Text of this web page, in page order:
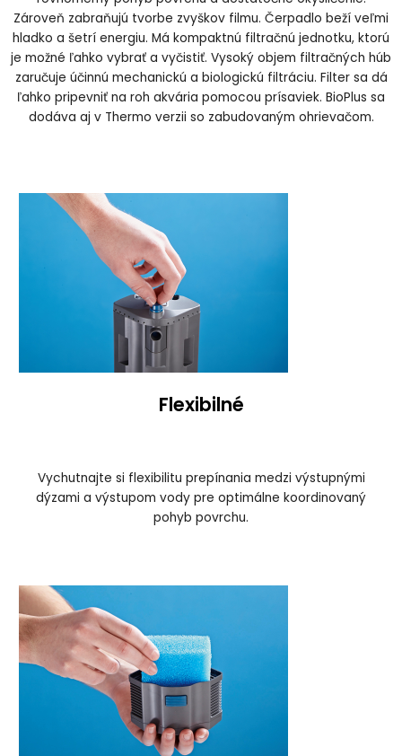
Zároveň zabraňujú tvorbe zvyškov filmu. Čerpadlo beží veľmi
hladko a šetrí energiu. Má kompaktnú filtračnú jednotku, ktorú
je možné ľahko vybrať a vyčistiť. Vysoký objem filtračných húb
zaručuje účinnú mechanickú a biologickú filtráciu. Filter sa dá
ľahko pripevniť na roh akvária pomocou prísaviek. BioPlus sa
dodáva aj v Thermo verzii so zabudovaným ohrievačom.
Flexibilné
Vychutnajte si flexibilitu prepínania medzi výstupnými
dýzami a výstupom vody pre optimálne koordinovaný
pohyb povrchu.